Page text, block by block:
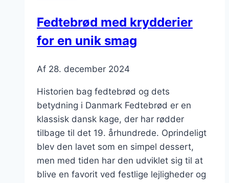
kaffen
Fedtebrød med krydderier
for en unik smag
Af 28. december 2024
Historien bag fedtebrød og dets
betydning i Danmark Fedtebrød er en
klassisk dansk kage, der har rødder
tilbage til det 19. århundrede. Oprindeligt
blev den lavet som en simpel dessert,
men med tiden har den udviklet sig til at
blive en favorit ved festlige lejligheder og